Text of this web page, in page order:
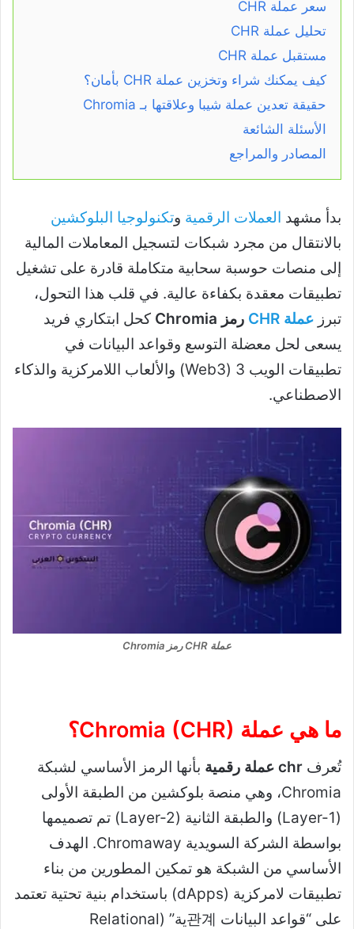
سعر عملة CHR
تحليل عملة CHR
مستقبل عملة CHR
كيف يمكنك شراء وتخزين عملة CHR بأمان؟
حقيقة تعدين عملة شيبا وعلاقتها بـ Chromia
الأسئلة الشائعة
المصادر والمراجع
بدأ مشهد العملات الرقمية وتكنولوجيا البلوكشين
بالانتقال من مجرد شبكات لتسجيل المعاملات المالية
إلى منصات حوسبة سحابية متكاملة قادرة على تشغيل
تطبيقات معقدة بكفاءة عالية. في قلب هذا التحول،
تبرز عملة CHR رمز Chromia
كحل ابتكاري فريد
يسعى لحل معضلة التوسع وقواعد البيانات في
تطبيقات الويب 3 (Web3) والألعاب اللامركزية والذكاء
الاصطناعي.
عملة CHR رمز Chromia
ما هي عملة Chromia (CHR)؟
تُعرف chr عملة رقمية
بأنها الرمز الأساسي لشبكة
Chromia، وهي منصة بلوكشين من الطبقة الأولى
(Layer-1) والطبقة الثانية (Layer-2) تم تصميمها
بواسطة الشركة السويدية Chromaway. الهدف
الأساسي من الشبكة هو تمكين المطورين من بناء
تطبيقات لامركزية (dApps) باستخدام بنية تحتية تعتمد
على “قواعد البيانات 관계ية” (Relational